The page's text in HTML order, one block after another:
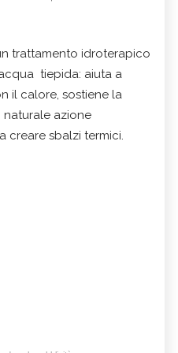
trattamento idroterapico
tiepida: aiuta a
il calore, sostiene la
azione
creare sbalzi termici.